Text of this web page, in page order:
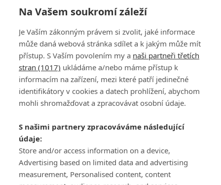
PŘIHLÁSIT
REGISTROVAT
DISKUZE
Šéfredaktorkou webu jePetr Slavík, e-mailserialy@fandimefilmu.cz
Máte-li zájem o inzerci na našem webu napište nám na e-mail
studio@koncal.com
Ochrana osobních údajů|Zásady používání cookies|Pravidla webu
Upravit nastavení soukromí
Na Vašem soukromí záleží
Je Vaším zákonným právem si zvolit, jaké informace
může daná webová stránka sdílet a k jakým může mít
přístup. S Vaším povolením my a naši partneři třetích
stran (1017) ukládáme a/nebo máme přístup k
informacím na zařízení, mezi které patří jedinečné
identifikátory v cookies a datech prohlížení, abychom
mohli shromažďovat a zpracovávat osobní údaje.
S našimi partnery zpracováváme následující
údaje:
Store and/or access information on a device,
Advertising based on limited data and advertising
measurement, Personalised content, content